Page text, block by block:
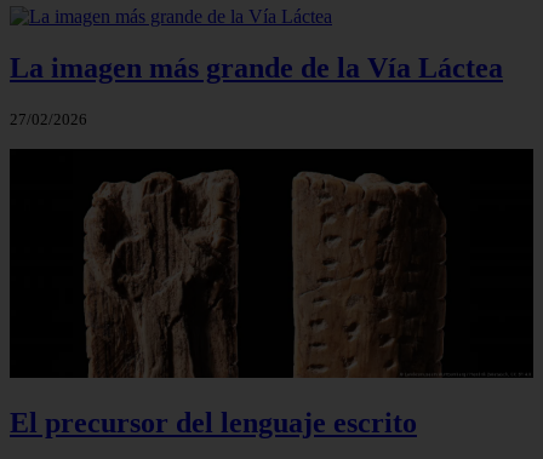
La imagen más grande de la Vía Láctea
27/02/2026
El precursor del lenguaje escrito